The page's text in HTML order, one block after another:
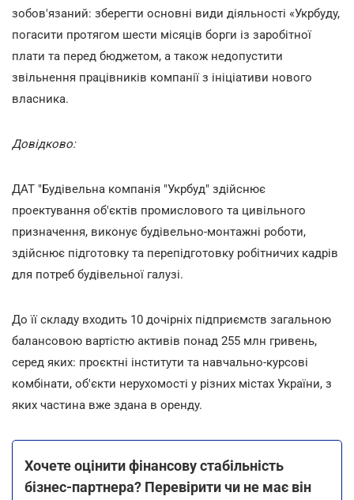
зобов'язаний: зберегти основні види діяльності «Укрбуду,
погасити протягом шести місяців борги із заробітної
плати та перед бюджетом, а також недопустити
звільнення працівників компанії з ініціативи нового
власника.
Довідково:
ДАТ "Будівельна компанія "Укрбуд" здійснює
проектування об'єктів промислового та цивільного
призначення, виконує будівельно-монтажні роботи,
здійснює підготовку та перепідготовку робітничих кадрів
для потреб будівельної галузі.
До її складу входить 10 дочірніх підприємств загальною
балансовою вартістю активів понад 255 млн гривень,
серед яких: проєктні інститути та навчально-курсові
комбінати, об'єкти нерухомості у різних містах України, з
яких частина вже здана в оренду.
Хочете оцінити фінансову стабільність
бізнес-партнера? Перевірити чи не має він